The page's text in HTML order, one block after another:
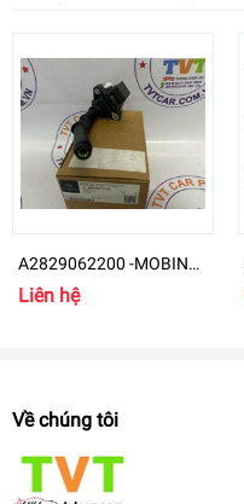
A2829062200 -MOBIN
Mercedes-Benz B
Liên hệ
Về chúng tôi